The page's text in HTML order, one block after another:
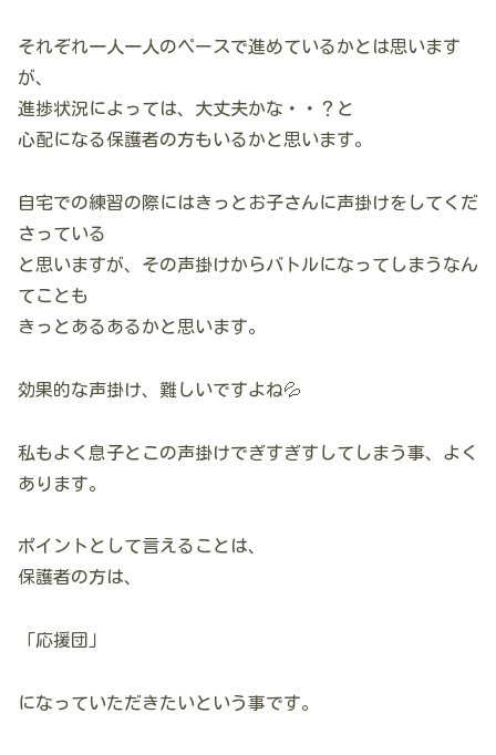
それぞれ一人一人のペースで進めているかとは思います
が、
進捗状況によっては、大丈夫かな・・？と
心配になる保護者の方もいるかと思います。
自宅での練習の際にはきっとお子さんに声掛けをしてくだ
さっている
と思いますが、その声掛けからバトルになってしまうなん
てことも
きっとあるあるかと思います。
効果的な声掛け、難しいですよね💦
私もよく息子とこの声掛けでぎすぎすしてしまう事、よく
あります。
ポイントとして言えることは、
保護者の方は、
「応援団」
になっていただきたいという事です。